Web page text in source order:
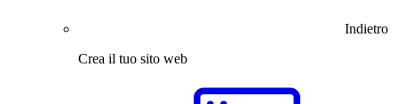
Indietro
Crea il tuo sito web